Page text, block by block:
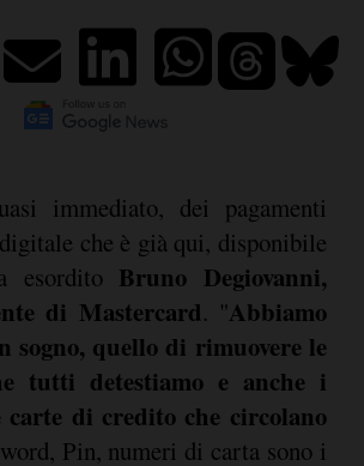
immediato, dei pagamenti
che è già qui, disponibile
esordito Bruno Degiovanni,
di Mastercard. "Abbiamo
sogno, quello di rimuovere le
tutti detestiamo e anche i
di credito che circolano
Pin, numeri di carta sono i